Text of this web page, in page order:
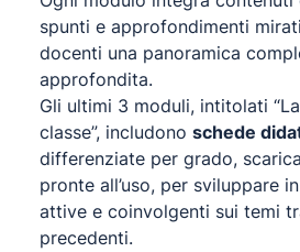
spunti e approfondimenti
docenti una panoramica
approfondita.
Gli ultimi 3 moduli, intitolati
classe”, includono schede
differenziate per grado,
pronte all’uso, per sviluppare
attive e coinvolgenti sui temi
precedenti.